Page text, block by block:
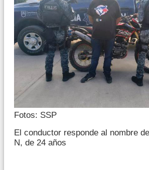
Fotos: SSP
El conductor responde al nombre
N, de 24 años